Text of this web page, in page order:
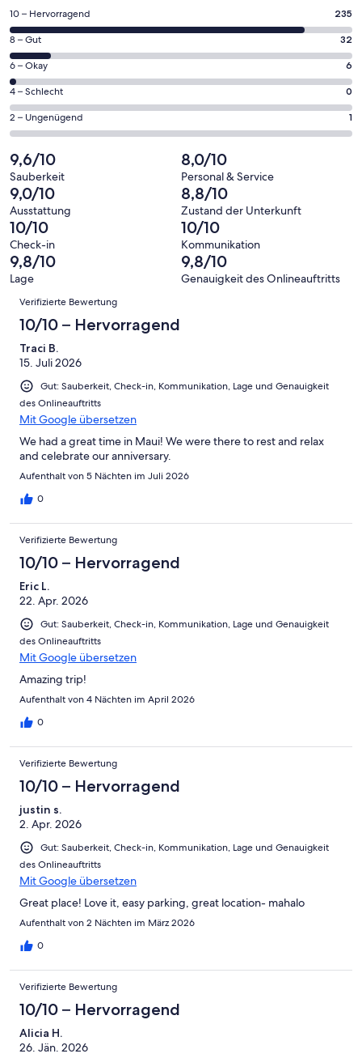
einem
neuen
Fenster
geöffnet
235
von
insgesamt
274
Gästebewertungen
haben
eine
Bewertung
von
10
-
Hervorragend
10 – Hervorragend 235
32
von
insgesamt
274
Gästebewertungen
haben
Bewertung
von
8
-
Gut
8 – Gut 32
6
von
insgesamt
274
Gästebewertungen
haben
eine
Bewertung
von
6
-
Okay
6 – Okay 6
0
von
insgesamt
Gästebewertungen
haben
eine
Bewertung
von
4
-
Schlecht
4 – Schlecht 0
1
von
insgesamt
274
Gästebewertungen
haben
eine
Bewertung
von
2
Ungenügend
2 – Ungenügend 1
9,6/10
Sauberkeit
8,0/10
Personal & Service
9,0/10
Ausstattung
8,8/10
Zustand der Unterkunft
10/10
Check-in
10/10
Kommunikation
9,8/10
Lage
9,8/10
Genauigkeit des Onlineauftritts
Bewertungen
Verifizierte Bewertung
10/10 – Hervorragend
Traci B.
15. Juli 2026
Gut: Sauberkeit, Check-in, Kommunikation, Lage und Genauigkeit
des Onlineauftritts
Mit Google übersetzen
We had a great time in Maui! We were there to rest and relax
and celebrate our anniversary.
Aufenthalt von 5 Nächten im Juli 2026
0
Verifizierte Bewertung
10/10 – Hervorragend
Eric L.
22. Apr. 2026
Gut: Sauberkeit, Check-in, Kommunikation, Lage und Genauigkeit
des Onlineauftritts
Mit Google übersetzen
Amazing trip!
Aufenthalt von 4 Nächten im April 2026
0
Verifizierte Bewertung
10/10 – Hervorragend
justin s.
2. Apr. 2026
Gut: Sauberkeit, Check-in, Kommunikation, Lage und Genauigkeit
des Onlineauftritts
Mit Google übersetzen
Great place! Love it, easy parking, great location- mahalo
Aufenthalt von 2 Nächten im März 2026
0
Verifizierte Bewertung
10/10 – Hervorragend
Alicia H.
26. Jän. 2026